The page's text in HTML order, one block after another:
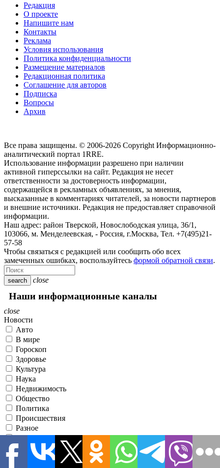
Редакция
О проекте
Напишите нам
Контакты
Реклама
Условия использования
Политика конфиденциальности
Размещение материалов
Редакционная политика
Соглашение для авторов
Подписка
Вопросы
Архив
Все права защищены. © 2006-2026 Copyright Информационно-
аналитический портал 1RRE.
Использование информации разрешено при наличии
активной гиперссылки на сайт. Редакция не несет
ответственности за достоверность информации,
содержащейся в рекламных объявлениях, за мнения,
высказанные в комментариях читателей, за новости партнеров
и внешние источники. Редакция не предоставляет справочной
информации.
Наш адрес: район Тверской, Новослободская улица, 36/1 ,
103066, м. Менделеевская, - Россия, г.Москва, Тел. +7(495)21-
57-58
Чтобы связаться с редакцией или сообщить обо всех
замеченных ошибках, воспользуйтесь формой обратной связи.
search close
Наши информационные каналы
close
Новости
Авто
В мире
Гороскоп
Здоровье
Культура
Наука
Недвижимость
Общество
Политика
Происшествия
Разное
Спорт
Статьи
Строительство